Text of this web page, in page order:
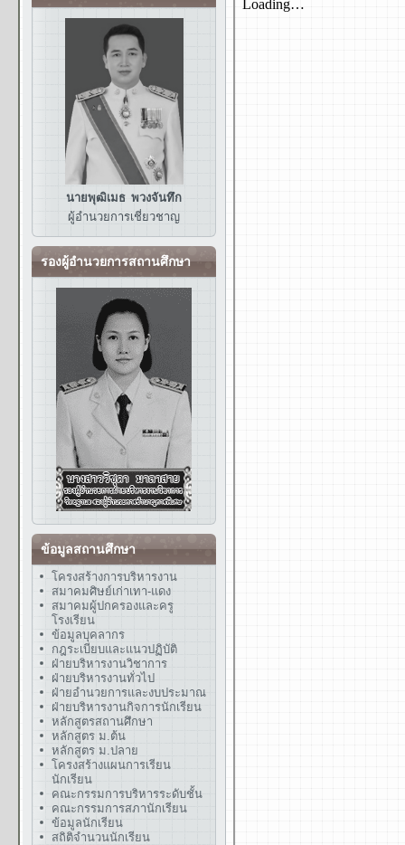
นายพุฒิเมธ พวงจันทึก
ผู้อำนวยการเชี่ยวชาญ
รองผู้อำนวยการสถานศึกษา
ข้อมูลสถานศึกษา
โครงสร้างการบริหารงาน
สมาคมศิษย์เก่าเทา-แดง
สมาคมผู้ปกครองและครู
โรงเรียน
ข้อมูลบุคลากร
กฎระเบียบและแนวปฏิบัติ
ฝ่ายบริหารงานวิชาการ
ฝ่ายบริหารงานทั่วไป
ฝ่ายอำนวยการและงบประมาณ
ฝ่ายบริหารงานกิจการนักเรียน
หลักสูตรสถานศึกษา
หลักสูตร ม.ต้น
หลักสูตร ม.ปลาย
โครงสร้างแผนการเรียน
นักเรียน
คณะกรรมการบริหารระดับชั้น
คณะกรรมการสภานักเรียน
ข้อมูลนักเรียน
สถิติจำนวนนักเรียน